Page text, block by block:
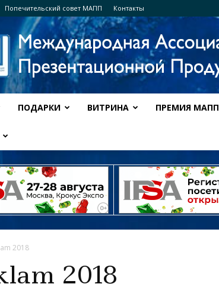
Попечительский совет МАПП Контакты
ПОДАРКИ ВИТРИНА ПРЕМИЯ МАПП
2018
2018